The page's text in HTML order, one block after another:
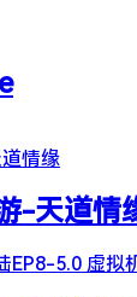
-天道情